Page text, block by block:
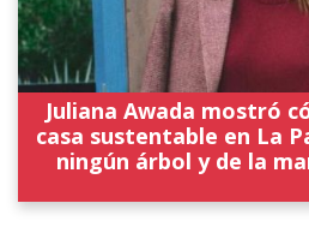
Juliana Awada mostró
casa sustentable en La
ningún árbol y de la